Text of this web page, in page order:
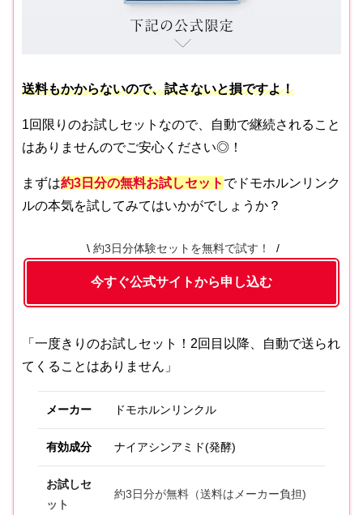
送料もかからないので、試さないと損ですよ！
1回限りのお試しセットなので、自動で継続されること
はありませんのでご安心ください◎！
まずは約3日分の無料お試しセット でドモホルンリンク
ルの本気を試してみてはいかがでしょうか？
約3日分体験セットを無料で試す！
今すぐ公式サイトから申し込む
「一度きりのお試しセット！2回目以降、自動で送られ
てくることはありません」
メーカー ドモホルンリンクル
有効成分 ナイアシンアミド(発酵)
お試しセ
ット
約3日分が無料（送料はメーカー負担)